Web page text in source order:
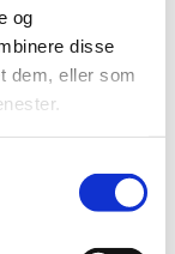
og
disse
dem, eller som
til at
armen,